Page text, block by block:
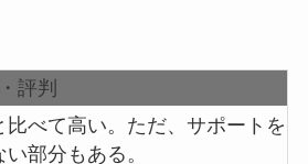
評判
比べて高い。ただ、サポートを
部分もある。